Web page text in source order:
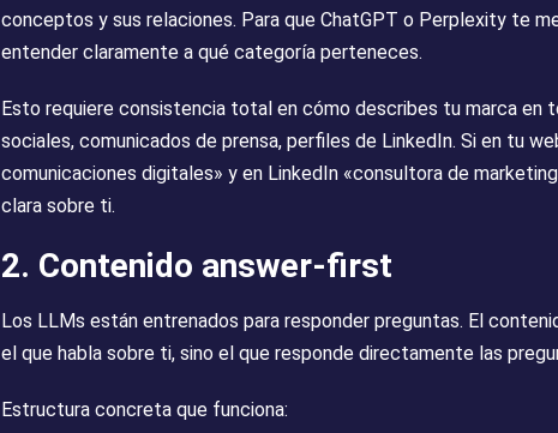
conceptos y sus relaciones. Para que ChatGPT o Perplexity te
entender claramente a qué categoría perteneces.
Esto requiere consistencia total en cómo describes tu marca en
sociales, comunicados de prensa, perfiles de LinkedIn. Si en tu
comunicaciones digitales» y en LinkedIn «consultora de
clara sobre ti.
2. Contenido answer-first
Los LLMs están entrenados para responder preguntas. El
el que habla sobre ti, sino el que responde directamente las
Estructura concreta que funciona: